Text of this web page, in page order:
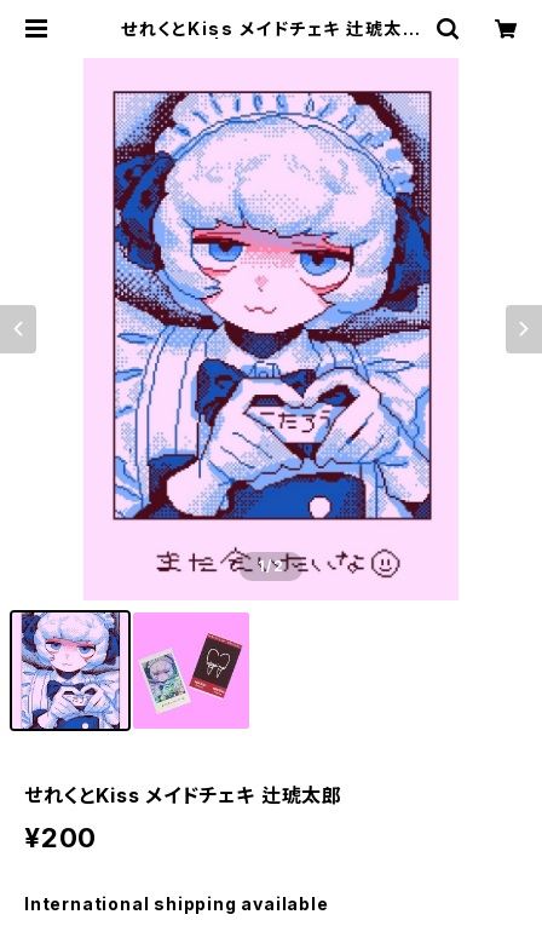
せれくとKiss メイドチェキ 辻琥太郎
1/2
せれくとKiss メイドチェキ 辻琥太郎
¥200
International shipping available